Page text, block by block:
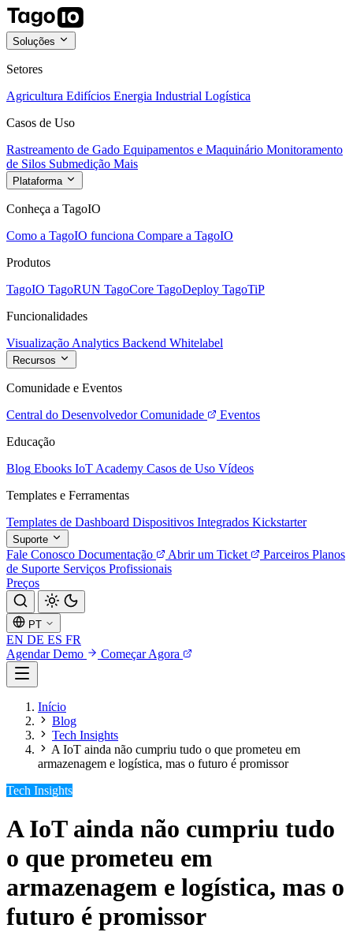
Soluções
Setores
Agricultura Edifícios Energia Industrial Logística
Casos de Uso
Rastreamento de Gado Equipamentos e Maquinário Monitoramento
de Silos Submedição Mais
Plataforma
Conheça a TagoIO
Como a TagoIO funciona Compare a TagoIO
Produtos
TagoIO TagoRUN TagoCore TagoDeploy TagoTiP
Funcionalidades
Visualização Analytics Backend Whitelabel
Recursos
Comunidade e Eventos
Central do Desenvolvedor Comunidade
Eventos
Educação
Blog Ebooks IoT Academy Casos de Uso Vídeos
Templates e Ferramentas
Templates de Dashboard Dispositivos Integrados Kickstarter
Suporte
Fale Conosco Documentação Abrir um Ticket Parceiros Planos
de Suporte Serviços Profissionais
Preços
PT
EN DE ES FR
Agendar Demo
Começar Agora
Início
Blog
Tech Insights
A IoT ainda não cumpriu tudo o que prometeu em
armazenagem e logística, mas o futuro é promissor
Tech Insights
A IoT ainda não cumpriu tudo
o que prometeu em
armazenagem e logística, mas o
futuro é promissor